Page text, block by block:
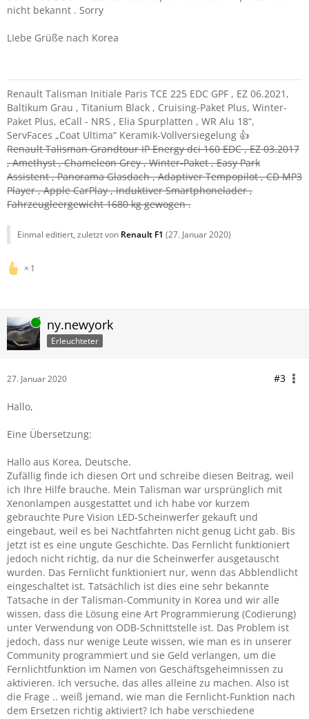
nicht bekannt . Sorry
LIebe Grüße nach Korea
Renault Talisman Initiale Paris TCE 225 EDC GPF , EZ 06.2021,
Baltikum Grau , Titanium Black , Cruising-Paket Plus, Winter-
Paket Plus, eCall - NRS , Elia Spurplatten , WR Alu 18“,
ServFaces „Coat Ultima“ Keramik-Vollversiegelung 👍
Renault Talisman Grandtour IP Energy dci 160 EDC , EZ 03.2017
, Amethyst , Chameleon Grey , Winter-Paket , Easy Park
Assistent , Panorama Glasdach , Adaptiver Tempopilot , CD MP3
Player , Apple CarPlay , Induktiver Smartphonelader ,
Fahrzeugleergewicht 1680 kg gewogen .
Einmal editiert, zuletzt von Renault F1 (27. Januar 2020)
1
Online ny.newyork
Erleuchteter
27. Januar 2020 #3
Hallo,
Eine Übersetzung:
Hallo aus Korea, Deutsche.
Zufällig finde ich diesen Ort und schreibe diesen Beitrag, weil
ich Ihre Hilfe brauche. Mein Talisman war ursprünglich mit
Xenonlampen ausgestattet und ich habe vor kurzem
gebrauchte Pure Vision LED-Scheinwerfer gekauft und
eingebaut, weil es bei Nachtfahrten nicht genug Licht gab. Bis
jetzt ist es eine ungute Geschichte. Das Fernlicht funktioniert
jedoch nicht richtig, da nur die Scheinwerfer ausgetauscht
wurden. Das Fernlicht funktioniert nur, wenn das Abblendlicht
eingeschaltet ist. Tatsächlich ist dies eine sehr bekannte
Tatsache in der Talisman-Community in Korea und wir alle
wissen, dass die Lösung eine Art Programmierung (Codierung)
unter Verwendung von ODB-Schnittstelle ist. Das Problem ist
jedoch, dass nur wenige Leute wissen, wie man es in unserer
Community programmiert und sie Geld verlangen, um die
Fernlichtfunktion im Namen von Geschäftsgeheimnissen zu
aktivieren. Ich versuche, das alles alleine zu machen. Also ist
die Frage .. weiß jemand, wie man die Fernlicht-Funktion nach
dem Ersetzen richtig aktiviert? Ich habe verschiedene